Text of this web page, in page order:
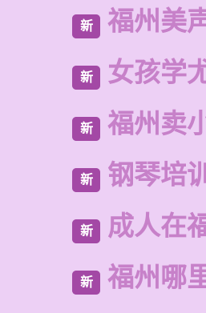
新 福州美
新 女孩学
新 福州卖
新 钢琴培
新 成人在
新 福州哪